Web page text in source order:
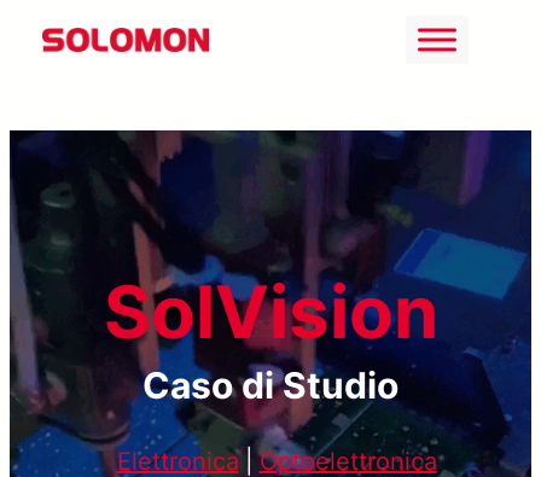
Vai
SolVision
Caso di Studio
Elettronica | Optoelettronica